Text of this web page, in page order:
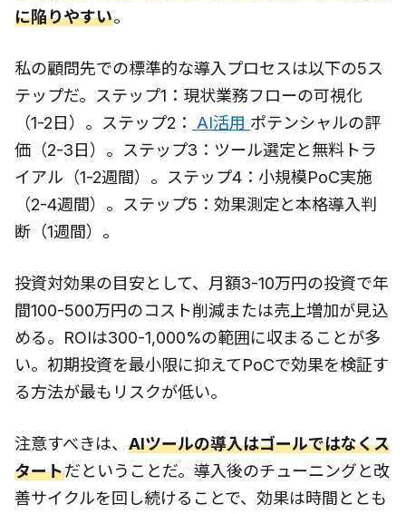
に陥りやすい。
私の顧問先での標準的な導入プロセスは以下の5ス
テップだ。ステップ1：現状業務フローの可視化
（1-2日）。ステップ2：
AI活用 ポテンシャルの評
価（2-3日）。ステップ3：ツール選定と無料トラ
イアル（1-2週間）。ステップ4：小規模PoC実施
（2-4週間）。ステップ5：効果測定と本格導入判
断（1週間）。
投資対効果の目安として、月額3-10万円の投資で年
間100-500万円のコスト削減または売上増加が見込
める。ROIは300-1,000%の範囲に収まることが多
い。初期投資を最小限に抑えてPoCで効果を検証す
る方法が最もリスクが低い。
注意すべきは、 AIツールの導入はゴールではなくス
タートだということだ。導入後のチューニングと改
善サイクルを回し続けることで、効果は時間ととも